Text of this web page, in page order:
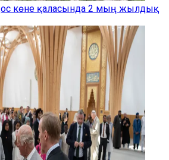
көне қаласында 2 мың жылдық